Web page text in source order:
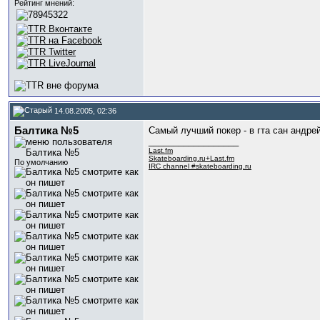
Рейтинг мнений:
14.08.2005, 02:36
Балтика №5
По умолчанию
Самый лучший покер - в гта сан
Last.fm
Skateboarding.ru+Last.fm
IRC channel #skateboarding.ru